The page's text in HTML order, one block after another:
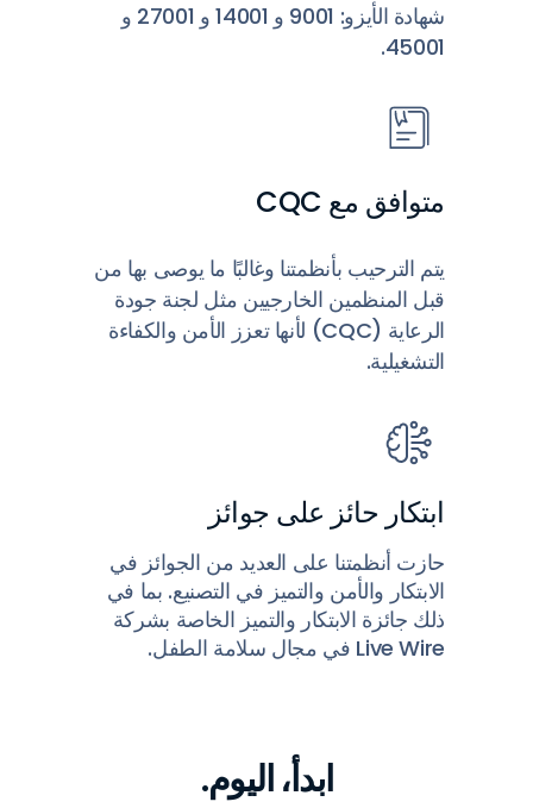
شهادة الأيزو: 9001 و 14001 و 27001 و
45001.
متوافق مع CQC
يتم الترحيب بأنظمتنا وغالبًا ما يوصى بها من
قبل المنظمين الخارجيين مثل لجنة جودة
الرعاية (CQC) لأنها تعزز الأمن والكفاءة
التشغيلية.
ابتكار حائز على جوائز
حازت أنظمتنا على العديد من الجوائز في
الابتكار والأمن والتميز في التصنيع. بما في
ذلك جائزة الابتكار والتميز الخاصة بشركة
Live Wire في مجال سلامة الطفل.
ابدأ،اليوم.